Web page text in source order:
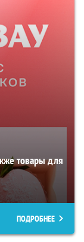
товары для
ПОДРОБНЕЕ